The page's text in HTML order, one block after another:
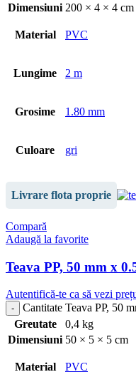
Dimensiuni 200 × 4 × 4 cm
Material PVC
Lungime 2 m
Grosime 1.80 mm
Culoare gri
Livrare flota proprie
Compară
Adaugă la favorite
Teava PP, 50 mm x
Autentifică-te ca să vezi
Cantitate Teava PP, 50
Greutate
0,4 kg
Dimensiuni 50 × 5 × 5 cm
Material PVC